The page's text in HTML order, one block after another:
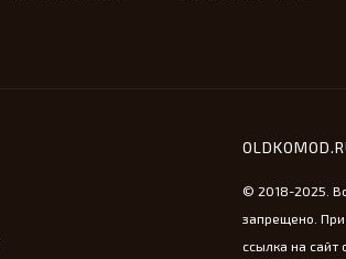
© 2018-2025.
запрещено.
ссылка на сайт